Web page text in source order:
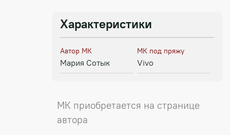
Характеристики
Автор МК
Мария Сотык
МК под пряжу
Vivo
МК приобретается на странице
автора